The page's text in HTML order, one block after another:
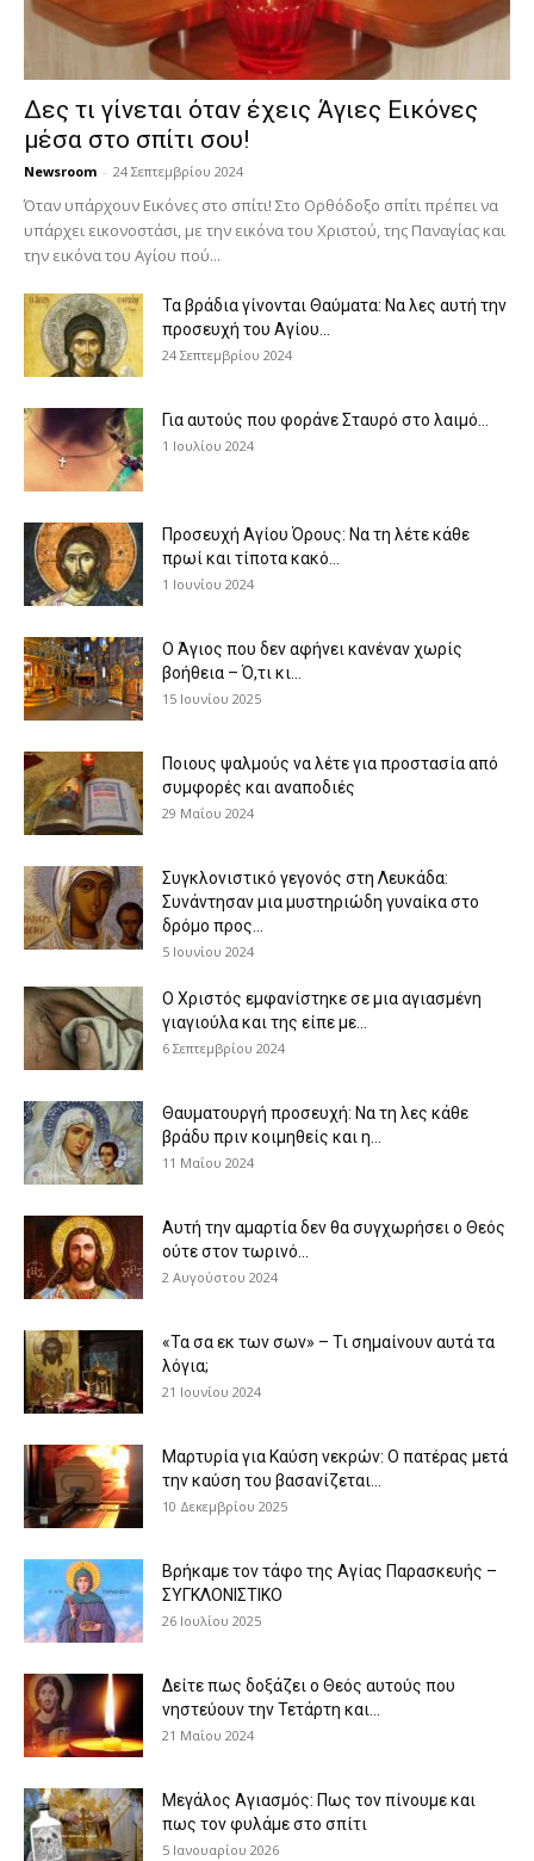
Δες τι γίνεται όταν έχεις Άγιες Εικόνες
μέσα στο σπίτι σου!
Newsroom - 24 Σεπτεμβρίου 2024
Όταν υπάρχουν Εικόνες στο σπίτι! Στο Ορθόδοξο σπίτι πρέπει να
υπάρχει εικονοστάσι, με την εικόνα του Χριστού, της Παν­αγίας και
την εικόνα του Αγίου πού...
Τα βράδια γίνονται Θαύματα: Να λες αυτή την
προσευχή του Αγίου...
24 Σεπτεμβρίου 2024
Για αυτούς που φοράνε Σταυρό στο λαιμό…
1 Ιουλίου 2024
Προσευχή Αγίου Όρους: Να τη λέτε κάθε
πρωί και τίποτα κακό...
1 Ιουνίου 2024
Ο Άγιος που δεν αφήνει κανέναν χωρίς
βοήθεια – Ό,τι κι...
15 Ιουνίου 2025
Ποιους ψαλμούς να λέτε για προστασία από
συμφορές και αναποδιές
29 Μαΐου 2024
Συγκλονιστικό γεγονός στη Λευκάδα:
Συνάντησαν μια μυστηριώδη γυναίκα στο
δρόμο προς...
5 Ιουνίου 2024
Ο Χριστός εμφανίστηκε σε μια αγιασμένη
γιαγιούλα και της είπε με...
6 Σεπτεμβρίου 2024
Θαυματουργή προσευχή: Να τη λες κάθε
βράδυ πριν κοιμηθείς και η...
11 Μαΐου 2024
Αυτή την αμαρτία δεν θα συγχωρήσει ο Θεός
ούτε στον τωρινό...
2 Αυγούστου 2024
«Τα σα εκ των σων» – Τι σημαίνουν αυτά τα
λόγια;
21 Ιουνίου 2024
Μαρτυρία για Καύση νεκρών: Ο πατέρας μετά
την καύση του βασανίζεται...
10 Δεκεμβρίου 2025
Βρήκαμε τον τάφο της Αγίας Παρασκευής –
ΣΥΓΚΛΟΝΙΣΤΙΚΟ
26 Ιουλίου 2025
Δείτε πως δοξάζει ο Θεός αυτούς που
νηστεύουν την Τετάρτη και...
21 Μαΐου 2024
Μεγάλος Αγιασμός: Πως τον πίνουμε και
πως τον φυλάμε στο σπίτι
5 Ιανουαρίου 2026